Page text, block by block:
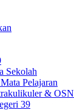
Sekolah
Pelajaran
& OSN
39